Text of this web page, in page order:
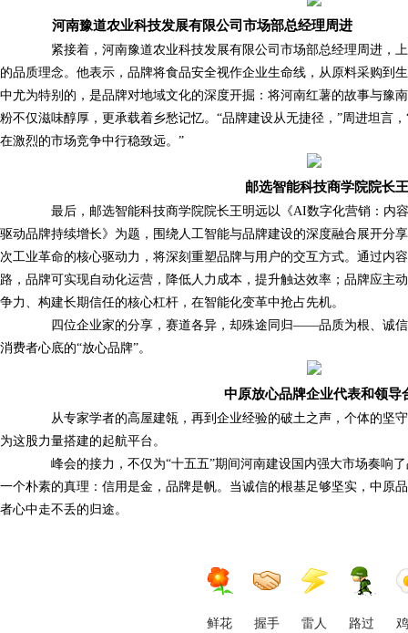
河南豫道农业科技发展有限公司市场部总经理周进
紧接着，河南豫道农业科技发展有限公司市场部总经理周进，
的品质理念。他表示，品牌将食品安全视作企业生命线，从原料采购到
中尤为特别的，是品牌对地域文化的深度开掘：将河南红薯的故事与豫
粉不仅滋味醇厚，更承载着乡愁记忆。“品牌建设从无捷径，”周进坦言
在激烈的市场竞争中行稳致远。”
邮选智能科技商学院院长
最后，邮选智能科技商学院院长王明远以《AI数字化营销：内
驱动品牌持续增长》为题，围绕人工智能与品牌建设的深度融合展开分
次工业革命的核心驱动力，将深刻重塑品牌与用户的交互方式。通过内
路，品牌可实现自动化运营，降低人力成本，提升触达效率；品牌应主
争力、构建长期信任的核心杠杆，在智能化变革中抢占先机。
四位企业家的分享，赛道各异，却殊途同归——品质为根、诚信
消费者心底的“放心品牌”。
中原放心品牌企业代表和领导
从专家学者的高屋建瓴，再到企业经验的破土之声，个体的坚
为这股力量搭建的起航平台。
峰会的接力，不仅为“十五五”期间河南建设国内强大市场奏响了
一个朴素的真理：信用是金，品牌是帆。当诚信的根基足够坚实，中原
者心中走不丢的归途。
鲜花 握手 雷人 路过